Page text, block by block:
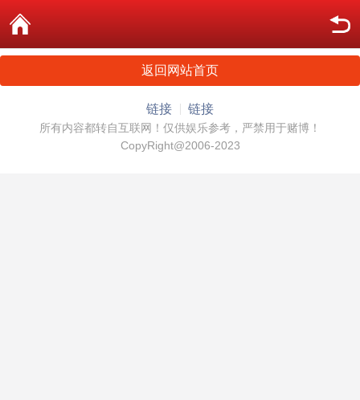
返回网站首页
链接 链接
所有内容都转自互联网！仅供娱乐参考，严禁用于赌博！
CopyRight@2006-2023